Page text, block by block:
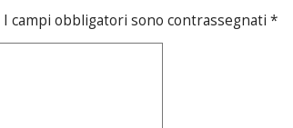
I campi obbligatori sono contrassegnati*